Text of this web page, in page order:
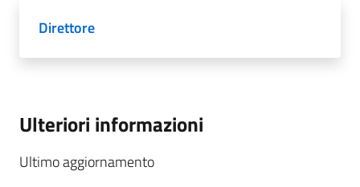
Direttore
Ulteriori informazioni
Ultimo aggiornamento